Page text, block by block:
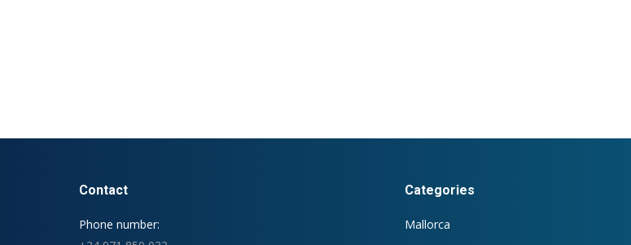
Contact
Phone number:
Categories
Mallorca